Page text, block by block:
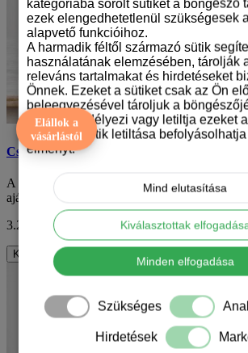
Csivava mintás karácsonyi bögre
A karácsony közeledtével sokan keresnek
ajándékot, amely nemcsak gyakorlati, hanem ..
3.290 Ft ÁFA nélkül: 2.591 Ft
Kosárba
Elállok a
vásárlástól
kategóriába sorolt sütiket a böngésző
ezek elengedhetetlenül szükségesek
alapvető funkcióihoz.
A harmadik féltől származó sütik
használatának elemzésében, tárolják
releváns tartalmakat és hirdetéseket
Önnek. Ezeket a sütiket csak az Ön
beleegyezésével tároljuk a
hogy engedélyezi vagy letiltja ezeket
bizonyos sütik letiltása
élményt.
Mind elutasítása
Kiválasztottak
Minden elfogadása
Szükséges
Hirdetések